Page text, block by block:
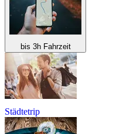
bis 3h Fahrzeit
Städtetrip